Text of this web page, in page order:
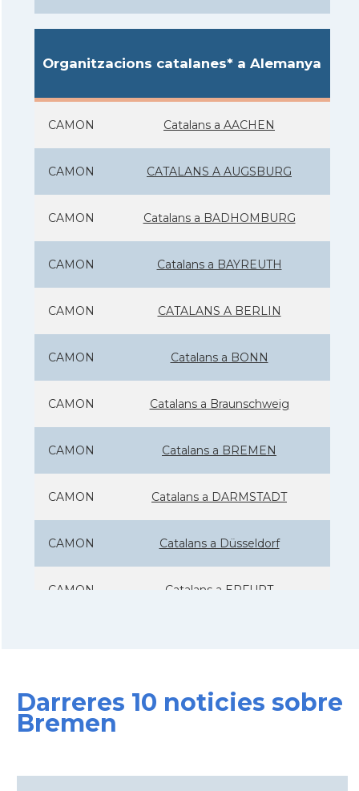
Organitzacions catalanes* a Alemanya
CAMON Catalans a AACHEN
CAMON CATALANS A AUGSBURG
CAMON Catalans a BADHOMBURG
CAMON Catalans a BAYREUTH
CAMON CATALANS A BERLIN
CAMON Catalans a BONN
CAMON Catalans a Braunschweig
CAMON Catalans a BREMEN
CAMON Catalans a DARMSTADT
CAMON Catalans a Düsseldorf
CAMON Catalans a ERFURT
CAMON
CAMON Catalans a Hamburg
Darreres 10 noticies sobre
Bremen